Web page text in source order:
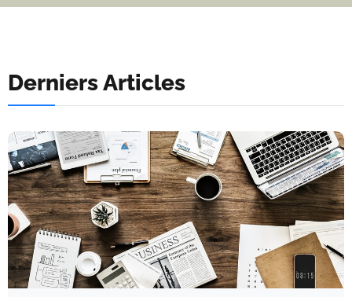
Derniers Articles